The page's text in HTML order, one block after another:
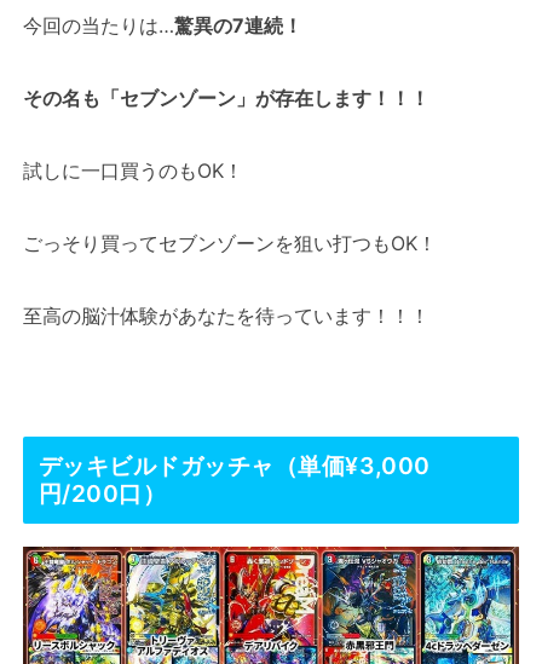
今回の当たりは…驚異の7連続！
その名も「セブンゾーン」が存在します！！！
試しに一口買うのもOK！
ごっそり買ってセブンゾーンを狙い打つもOK！
至高の脳汁体験があなたを待っています！！！
デッキビルドガッチャ（単価¥3,000
円/200口）